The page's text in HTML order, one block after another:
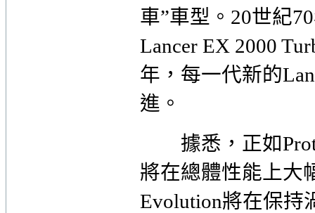
車”車型。20世紀
Lancer EX 2000
年，每一代新的
進。
據悉，正如
將在總體性能上大
Evolution將在保持